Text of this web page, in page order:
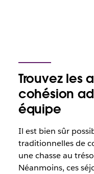
Trouvez les
cohésion
équipe
Il est bien sûr
traditionnelles de
une chasse au
Néanmoins, ces